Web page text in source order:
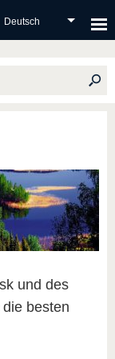
Deutsch
und des
besten